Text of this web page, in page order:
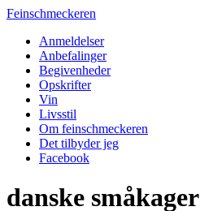
Feinschmeckeren
Anmeldelser
Anbefalinger
Begivenheder
Opskrifter
Vin
Livsstil
Om feinschmeckeren
Det tilbyder jeg
Facebook
danske småkager